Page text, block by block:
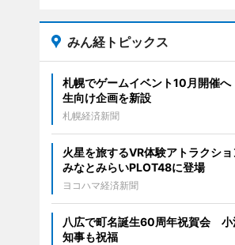
みん経トピックス
札幌でゲームイベント10月開催
生向け企画を新設
札幌経済新聞
火星を旅するVR体験アトラクシ
みなとみらいPLOT48に登場
ヨコハマ経済新聞
八広で町名誕生60周年祝賀会 小
知事も祝福